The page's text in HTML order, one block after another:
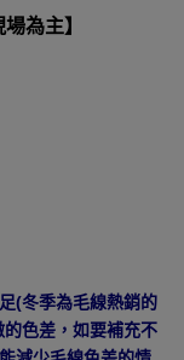
為主】
(冬季為毛線熱銷的
色差，如要補充不